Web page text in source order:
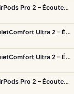
Apple AirPods Pro 2 – Écouteurs True Wireless ANC USB-C Blancs
Bose QuietComfort Ultra 2 – Écouteurs ANC intra-auriculaires avec son immersif
Bose QuietComfort Ultra 2 – Écouteurs ANC intra-auriculaires avec son immersif
Apple AirPods Pro 2 – Écouteurs True Wireless ANC USB-C Blancs